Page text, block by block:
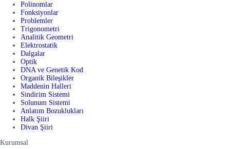
Polinomlar
Fonksiyonlar
Problemler
Trigonometri
Analitik Geometri
Elektrostatik
Dalgalar
Optik
DNA ve Genetik Kod
Organik Bileşikler
Maddenin Halleri
Sindirim Sistemi
Solunum Sistemi
Anlatım Bozuklukları
Halk Şiiri
Divan Şiiri
Kurumsal